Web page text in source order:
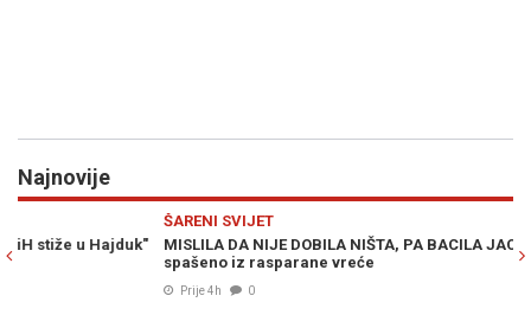
Najnovije
MISLILA DA NIJE DOBILA NIŠTA, PA BACILA JACKPOT: Milion eura
spašeno iz rasparane vreće